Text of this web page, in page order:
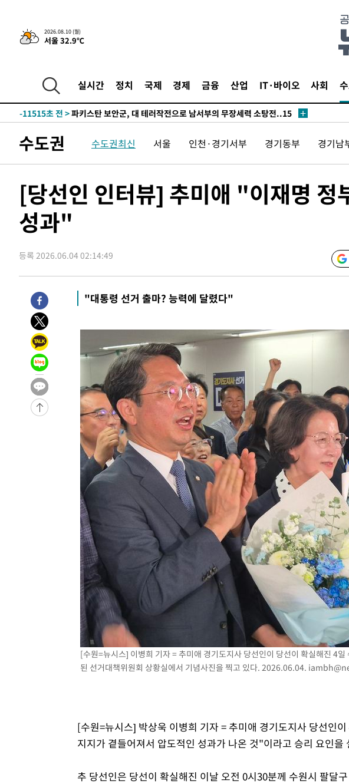
2026.08.10 (월)
서울 32.9℃
실시간 정치 국제 경제 금융 산업 IT·바이오 사회
-16110초 전 >[속보]코스닥, 8.85포인트(1.11%) 오른 807.66 개장
-16106초 전 >[속보]코스피, 47.56포인트(0.76%) 오른 6306.33 개장
-12867초 전 >
'낮 최고 34도' 전국 더위 지속…강원·경상권 오전 비
-11515초 전 >
명 살해
-10062초 전 >인천 앞바다 연락두절 모터보트 승선원 3명 전원 구조
-5387초 전 > 트럼프, 이란 추가 요구에 "저강도 대응…이건 체스게임"
-31981초 전 >포항스틸야드 관중석 천장 석재 낙하…K리그 전구장 긴급 점검
-19107초 전 > [속보]코스닥 지수 5%대 급등에 '매수 사이드카' 발동
-16393초 전 >[속보]원·달러 환율, 오전 9시 1410.3원
-16131초 전 >
-14563초 전 >[속보]지하철 1호선 상행선 용산역 무정차 통과…"집회·시위"
-12888초 전 >'낮 최고 34도' 전국 더위 지속…강원·경상권 오전 비
-11536초 전 >
파키스탄 보안군, 대 테러작전으로 남서부의 무장세력 소탕전..15
명 살해
-10083초 전 >
-9752초 전 >
이집트, 가자 협상 당사자들에게 약속이행과 방해금지 촉구
-5408초 전 >
트럼프, 이란 추가 요구에 "저강도 대응…이건 체스게임"
수도권 수도권최신 서울 인천·경기서부 경기동부 경기남
[당선인 인터뷰] 추미애 "이재명 정
성과"
등록 2026.06.04 02:14:49
"대통령 선거 출마? 능력에 달렸다"
[수원=뉴시스] 이병희 기자 = 추미애 경기도지사 당선인이 당선이 확실해진 4
된 선거대책위원회 상황실에서 기념사진을 찍고 있다. 2026.06.04.
[수원=뉴시스] 박상욱 이병희 기자 = 추미애 경기도지사 당선인
지지가 곁들어져서 압도적인 성과가 나온 것"이라고 승리 요인을
추 당선인은 당선이 확실해진 이날 오전 0시30분께 수원시 팔달